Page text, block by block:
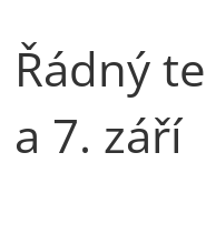
Řádný
a 7. září